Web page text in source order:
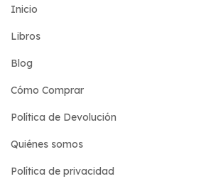
Inicio
Libros
Blog
Cómo Comprar
Política de Devolución
Quiénes somos
Política de privacidad